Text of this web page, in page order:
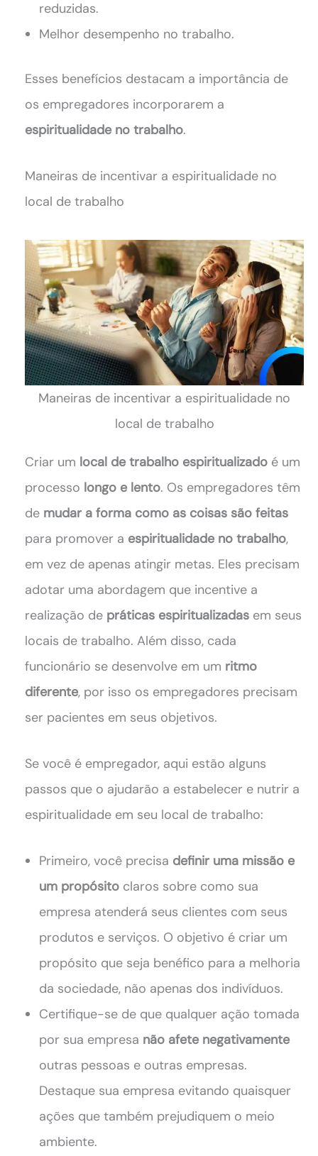
reduzidas.
Melhor desempenho no trabalho.
Esses benefícios destacam a importância de
os empregadores incorporarem a
espiritualidade no trabalho.
Maneiras de incentivar a espiritualidade no
local de trabalho
Maneiras de incentivar a espiritualidade no
local de trabalho
Criar um local de trabalho espiritualizado é um
processo longo e lento. Os empregadores têm
de mudar a forma como as coisas são feitas
para promover a espiritualidade no trabalho,
em vez de apenas atingir metas. Eles precisam
adotar uma abordagem que incentive a
realização de práticas espiritualizadas em seus
locais de trabalho. Além disso, cada
funcionário se desenvolve em um ritmo
diferente, por isso os empregadores precisam
ser pacientes em seus objetivos.
Se você é empregador, aqui estão alguns
passos que o ajudarão a estabelecer e nutrir a
espiritualidade em seu local de trabalho:
Primeiro, você precisa definir uma missão e
um propósito claros sobre como sua
empresa atenderá seus clientes com seus
produtos e serviços. O objetivo é criar um
propósito que seja benéfico para a melhoria
da sociedade, não apenas dos indivíduos.
Certifique-se de que qualquer ação tomada
por sua empresa não afete negativamente
outras pessoas e outras empresas.
Destaque sua empresa evitando quaisquer
ações que também prejudiquem o meio
ambiente.